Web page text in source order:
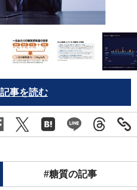
事を読む
#糖質の記事